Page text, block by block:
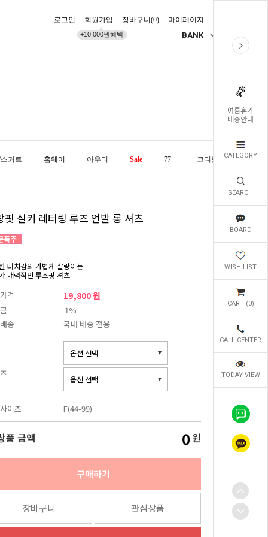
여름휴가
배송안내
CATEGORY
SEARCH
BOARD
WISH LIST
CART (0)
CALL CENTER
TODAY VIEW
로그인 회원가입
+10,000원혜택
장바구니(0) 마이페이지
BANK
커트 홈웨어 아우터 Sale 77+ 코디템 오늘발송
핏 실키 레터링 루즈 언발 롱 셔츠
터치감의 가볍게 살랑이는
매력적인 루즈핏 셔츠
격 19,800 원
1%
송
국내 배송 전용
이즈 F(44-99)
품 금액 0 원
구매하기
장바구니 관심상품